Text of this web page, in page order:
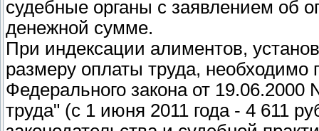
судебные органы с заявлением об
денежной сумме.
При индексации алиментов,
размеру оплаты труда,
Федерального закона от
труда" (с 1 июня 2011 года - 4 611